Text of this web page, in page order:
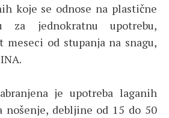
koje se odnose na plastične
jednokratnu upotrebu,
meseci od stupanja na snagu,
je upotreba laganih
nošenje, debljine od 15 do 50